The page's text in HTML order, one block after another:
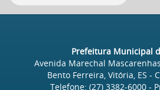
Prefeitura Municipal
Avenida Marechal
Bento Ferreira, Vitória, ES -
Telefone: (27) 3382-6000 -